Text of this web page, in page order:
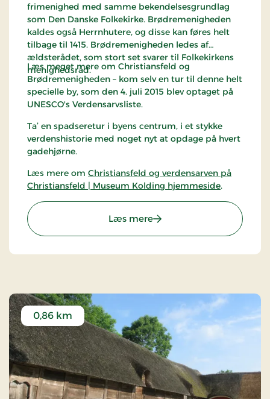
frimenighed med samme bekendelsesgrundlag
som Den Danske Folkekirke. Brødremenigheden
kaldes også Herrnhutere, og disse kan føres helt
tilbage til 1415. Brødremenigheden ledes af
ældsterådet, som stort set svarer til Folkekirkens
menighedsråd.
Læs meget mere om Christiansfeld og
Brødremenigheden – kom selv en tur til denne helt
specielle by, som den 4. juli 2015 blev optaget på
UNESCO's Verdensarvsliste.
Ta’ en spadseretur i byens centrum, i et stykke
verdenshistorie med noget nyt at opdage på hvert
gadehjørne.
Læs mere om Christiansfeld og verdensarven på
Christiansfeld | Museum Kolding hjemmeside.
Læs mere: Brødremenigheden i
0,86 km